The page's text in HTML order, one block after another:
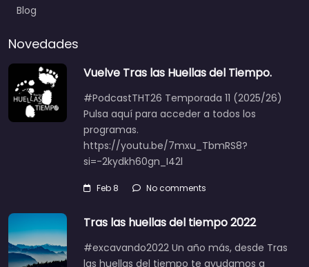
Blog
Novedades
Vuelve Tras las Huellas del Tiempo.
#PodcastTHT26 Temporada 11 (2025/26)
Pulsa aquí para acceder a todos los
programas.
https://youtu.be/7mxu_TbmRS8?
si=-2kydkh60gn_I42l
Feb 8 No comments
Tras las huellas del tiempo 2022
#excavando2022 Un año más, desde Tras
las huellas del tiempo te ayudamos a